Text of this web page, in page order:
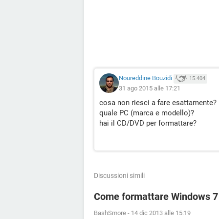
Noureddine Bouzidi 15.404
31 ago 2015 alle 17:21
cosa non riesci a fare esattamente?
quale PC (marca e modello)?
hai il CD/DVD per formattare?
Discussioni simili
Come formattare Windows
BashSmore - 14 dic 2013 alle 15:19